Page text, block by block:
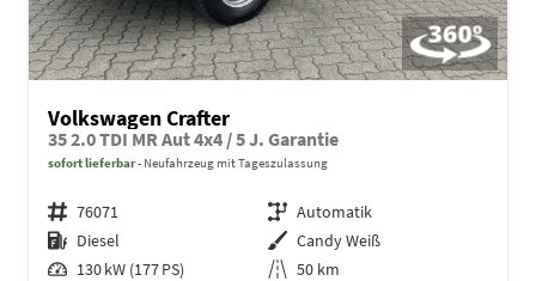
Volkswagen Crafter
35 2.0 TDI MR Aut 4x4 / 5 J. Garantie
sofort lieferbar Neufahrzeug mit Tageszulassung
Fahrzeugnr. 76071 Getriebe Automatik
Kraftstoff Diesel Außenfarbe Candy Weiß
Leistung 130 kW (177 PS) Kilometerstand 50 km